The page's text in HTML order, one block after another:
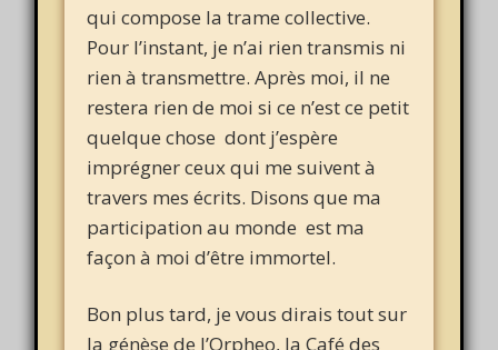
qui compose la trame collective.
Pour l’instant, je n’ai rien transmis ni
rien à transmettre. Après moi, il ne
restera rien de moi si ce n’est ce petit
quelque chose dont j’espère
imprégner ceux qui me suivent à
travers mes écrits. Disons que ma
participation au monde est ma
façon à moi d’être immortel.
Bon plus tard, je vous dirais tout sur
la génèse de l’Orpheo, la Café des